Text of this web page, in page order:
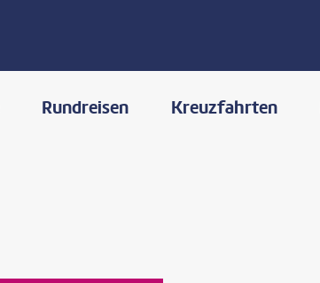
Rundreisen Kreuzfahrten